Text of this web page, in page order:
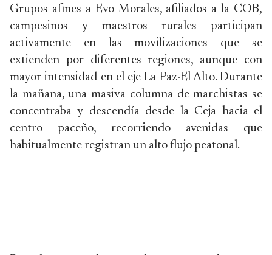
Grupos afines a Evo Morales, afiliados a la COB,
campesinos y maestros rurales participan
activamente en las movilizaciones que se
extienden por diferentes regiones, aunque con
mayor intensidad en el eje La Paz-El Alto. Durante
la mañana, una masiva columna de marchistas se
concentraba y descendía desde la Ceja hacia el
centro paceño, recorriendo avenidas que
habitualmente registran un alto flujo peatonal.